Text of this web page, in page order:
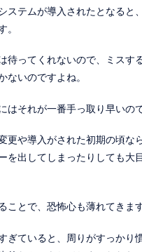
ステムが導入されたとなると
。
待ってくれないので、ミスす
ないのですよね。
はそれが一番手っ取り早いので
更や導入がされた初期の頃な
を出してしまったりしても大
ことで、恐怖心も薄れてきま
ぎていると、周りがすっかり